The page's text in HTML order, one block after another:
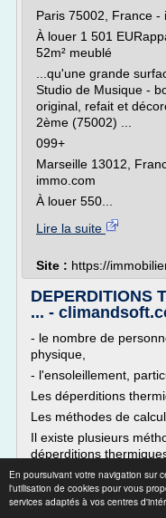
En poursuivant votre navigation sur
l'utilisation de cookies pour vous
services adaptés à vos centres
Paris 75002, France -
À louer 1 501
52m² meublé
...qu'une grande
Studio de Musique -
original, refait et
2ème (75002) ...
099+
Marseille 13012,
immo.com
À louer 550...
Lire la suite
Site : https://
DEPERDITIONS
... -
- le nombre de
physique,
- l'ensoleillement,
Les déperditions
Les méthodes de
Il existe plusieurs
déperditions
pour calculer votre
1 - calculs des